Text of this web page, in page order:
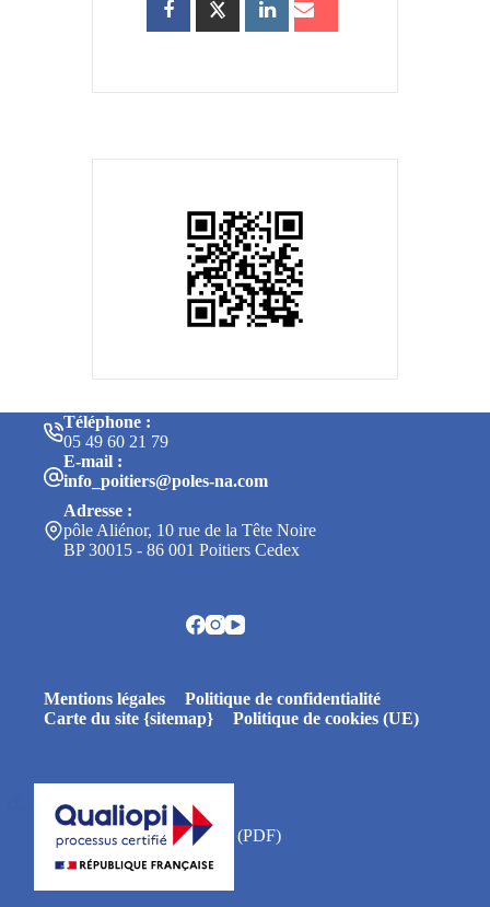
Téléphone :
05 49 60 21 79
E-mail :
info_poitiers@poles-na.com
Adresse :
pôle Aliénor, 10 rue de la Tête Noire
BP 30015 - 86 001 Poitiers Cedex
Mentions légales
Politique de confidentialité
Carte du site {sitemap}
Politique de cookies (UE)